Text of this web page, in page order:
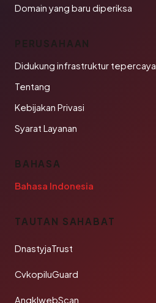
Domain yang baru diperiksa
PERUSAHAAN
Didukung infrastruktur tepercaya
Tentang
Kebijakan Privasi
Syarat Layanan
BAHASA
Bahasa Indonesia
TAUTAN SAHABAT
DnastyjaTrust
CvkopiluGuard
AngklwebScan